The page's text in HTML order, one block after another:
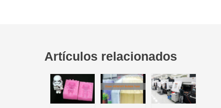
Artículos relacionados